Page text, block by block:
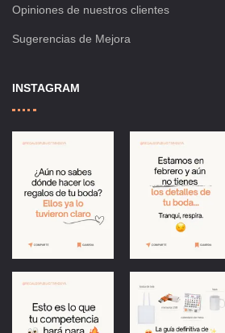
Opiniones de nuestros clientes
Sugerencias de Mejora
INSTAGRAM